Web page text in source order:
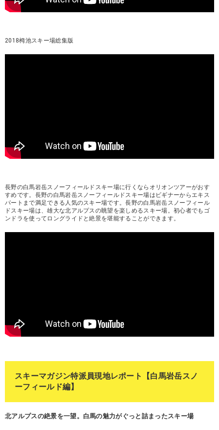
2018栂池スキー場総集版
長野の白馬岩岳スノーフィールドスキー場に行くならオリオンツアーがおす
すめです。長野の白馬岩岳スノーフィールドスキー場はビギナーからエキス
パートまで満足できる人気のスキー場です。長野の白馬岩岳スノーフィール
ドスキー場は、雄大な北アルプスの眺望を楽しめるスキー場。初心者でもゴ
ンドラを使ってロングライドと絶景を堪能することができます。
スキーマガジン特派員現地レポート【白馬岩岳スノ
ーフィールド編】
北アルプスの絶景を一望。白馬の魅力がぐっと詰まったスキー場